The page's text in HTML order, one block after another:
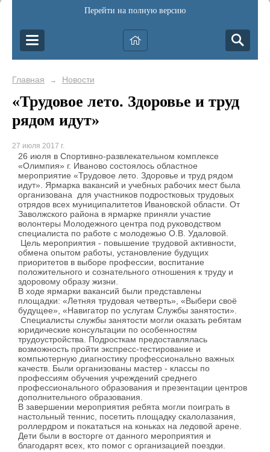
Перейти на полную версию
Главная → Новости
«Трудовое лето. Здоровье и труд
рядом идут»
27 июля 2017 г.
26 июля в Спортивно-развлекательном комплексе
«Олимпия» г. Иваново состоялось областное
мероприятие «Трудовое лето. Здоровье и труд рядом
идут». Ярмарка вакансий и учебных рабочих мест была
организована для участников подростковых трудовых
отрядов всех муниципалитетов Ивановской области. От
Заволжского района в ярмарке приняли участие
волонтеры Молодежного центра под руководством
специалиста по работе с молодежью О.В. Удаловой.
Цель мероприятия - повышение трудовой активности,
обмена опытом работы, установление будущих
приоритетов в выборе профессии, воспитание
положительного и сознательного отношения к труду и
здоровому образу жизни.
В ходе ярмарки вакансий были представлены
площадки: «Летняя трудовая четверть», «Выбери своё
будущее», «Навигатор по услугам Службы занятости».
Специалисты службы занятости могли оказать ребятам
юридические консультации по особенностям
трудоустройства. Подросткам предоставлялась
возможность пройти экспресс-тестирование и
компьютерную диагностику профессионально важных
качеств. Были организованы мастер - классы по
профессиям обучения учреждений среднего
профессионального образования и презентации центров
дополнительного образования.
В завершении мероприятия ребята могли поиграть в
настольный теннис, посетить площадку скалолазания,
роллердром и покататься на коньках на ледовой арене.
Дети были в восторге от данного мероприятия и
благодарят всех, кто помог с организацией поездки.